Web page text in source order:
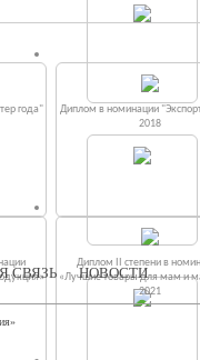
года"
Диплом в номинации
2018
Диплом II степени в
«Лучшие товары для мам и
2021
СВЯЗЬ НОВОСТИ